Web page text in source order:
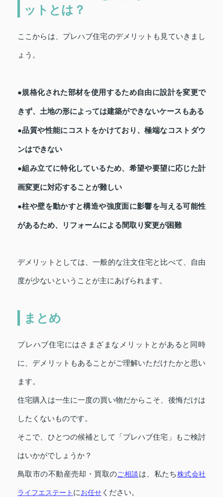
ットとは？
ここからは、プレハブ住宅のデメリットも見ていきまし
ょう。
●規格化された部材を使用するため自由に設計を変更で
きず、土地の形によっては建築ができないケースもある
●品質や性能にコストをかけており、極端なコストダウ
ンはできない
●組み立てに特化しているため、希望や要望に応じた計
画変更に対応することが難しい
●柱や壁を動かすと構造や強度面に影響を与える可能性
があるため、リフォームによる間取り変更が困難
デメリットとしては、一般的な注文住宅と比べて、自由
度が少ないということが主にあげられます。
まとめ
プレハブ住宅にはさまざまなメリットとがあると同時
に、デメリットもあることがご理解いただけたかと思い
ます。
住宅購入は一生に一度の買い物だからこそ、後悔だけは
したくないものです。
そこで、ひとつの候補として「プレハブ住宅」もご検討
はいかがでしょうか？
鳥取市の不動産売却・買取のご相談は、私たち株式会社
ライフエステート にお任せ ください。